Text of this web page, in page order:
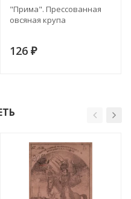
"Прима". Прессованная
овсяная крупа
126 ₽